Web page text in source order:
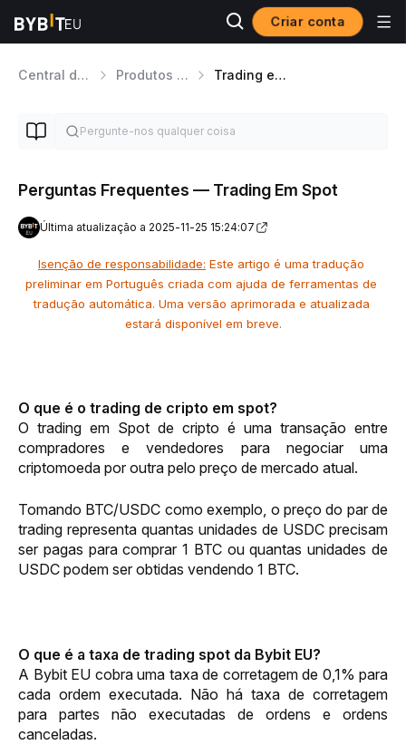
Criar conta
Central de Ajuda Produtos de Trading Trading em Spot
Perguntas Frequentes — Trading Em Spot
Última atualização a 2025-11-25 15:24:07
Isenção de responsabilidade: Este artigo é uma tradução
preliminar em Português criada com ajuda de ferramentas de
tradução automática. Uma versão aprimorada e atualizada
estará disponível em breve.
O que é o trading de cripto em spot?
O trading em Spot de cripto é uma transação entre
compradores e vendedores para negociar uma
criptomoeda por outra pelo preço de mercado atual.
Tomando BTC/USDC como exemplo, o preço do par de
trading representa quantas unidades de USDC precisam
ser pagas para comprar 1 BTC ou quantas unidades de
USDC podem ser obtidas vendendo 1 BTC.
O que é a taxa de trading spot da Bybit EU?
A Bybit EU cobra uma taxa de corretagem de 0,1% para
cada ordem executada. Não há taxa de corretagem
para partes não executadas de ordens e ordens
canceladas.